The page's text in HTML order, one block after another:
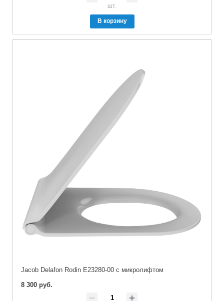
шт.
В корзину
Jacob Delafon Rodin E23280-00 с микролифтом
8 300 руб.